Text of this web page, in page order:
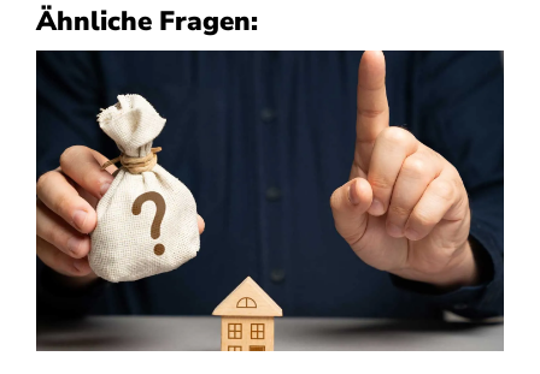
Ähnliche Fragen: